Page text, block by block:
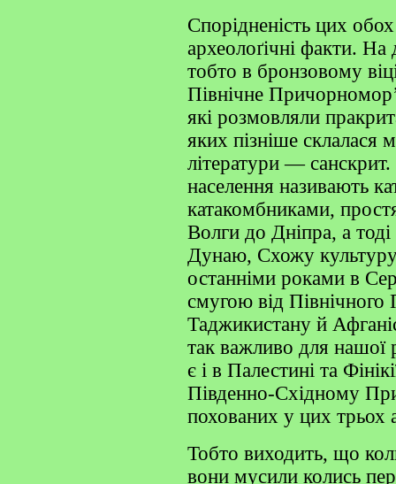
Спорідненість цих
археолоґічні факти. На
тобто в бронзовому
Північне
які розмовляли
яких пізніше склалася
літератури —
населення називають
катакомбниками,
Волги до Дніпра, а
Дунаю, Схожу
останніми роками в
смугою від
Таджикистану й
так важливо для нашої
є і в Палестині та
Південно-Східному
похованих у цих трьох
Тобто виходить, що
вони мусили колись